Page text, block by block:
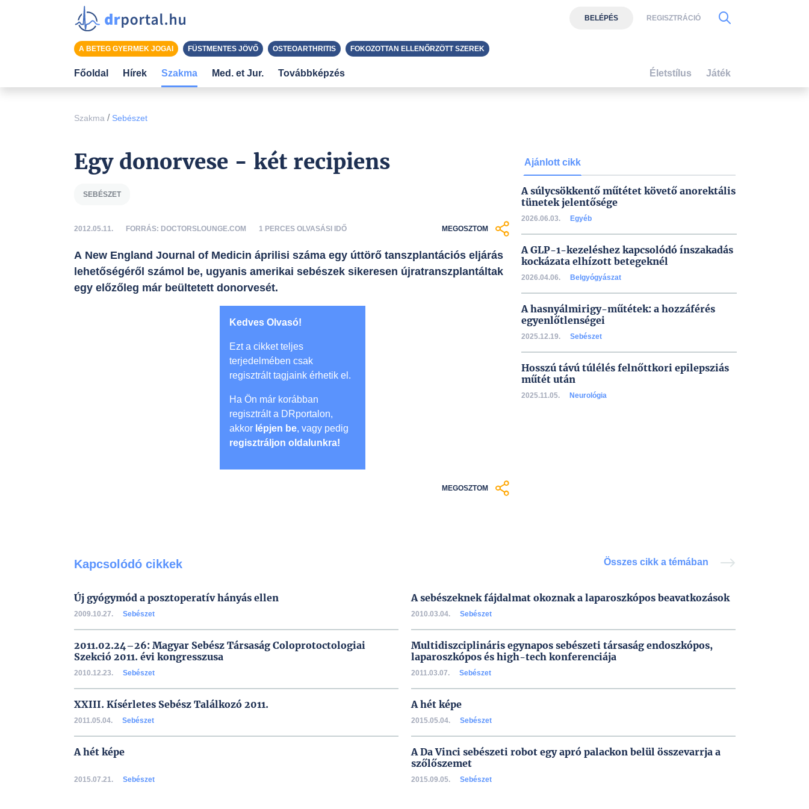
Szakma / Sebészet
Egy donorvese - két recipiens
SEBÉSZET
2012.05.11. FORRÁS: DOCTORSLOUNGE.COM 1 PERCES OLVASÁSI IDŐ MEGOSZTOM
A New England Journal of Medicin áprilisi száma egy úttörő tanszplantációs eljárás
lehetőségéről számol be, ugyanis amerikai sebészek sikeresen újratranszplantáltak
egy előzőleg már beültetett donorvesét.
Kedves Olvasó!
Ezt a cikket teljes
terjedelmében csak
regisztrált tagjaink érhetik el.
Ha Ön már korábban
regisztrált a DRportalon,
akkor lépjen be, vagy pedig
regisztráljon oldalunkra!
MEGOSZTOM
Ajánlott cikk
A súlycsökkentő műtétet követő anorektális
tünetek jelentősége
2026.06.03. Egyéb
A GLP-1-kezeléshez kapcsolódó ínszakadás
kockázata elhízott betegeknél
2026.04.06. Belgyógyászat
A hasnyálmirigy-műtétek: a hozzáférés
egyenlőtlenségei
2025.12.19. Sebészet
Hosszú távú túlélés felnőttkori epilepsziás
műtét után
2025.11.05. Neurológia
Kapcsolódó cikkek Összes cikk a témában
Új gyógymód a posztoperatív hányás ellen
2009.10.27. Sebészet
A sebészeknek fájdalmat okoznak a laparoszkópos beavatkozások
2010.03.04. Sebészet
2011.02.24–26: Magyar Sebész Társaság Coloprotoctologiai
Szekció 2011. évi kongresszusa
2010.12.23. Sebészet
Multidiszciplináris egynapos sebészeti társaság endoszkópos,
laparoszkópos és high-tech konferenciája
2011.03.07. Sebészet
XXIII. Kísérletes Sebész Találkozó 2011.
2011.05.04. Sebészet
A hét képe
2015.05.04. Sebészet
A hét képe
2015.07.21. Sebészet
A Da Vinci sebészeti robot egy apró palackon belül összevarrja a
szőlőszemet
2015.09.05. Sebészet
BELÉPÉS REGISZTRÁCIÓ
A BETEG GYERMEK JOGAI FÜSTMENTES JÖVŐ OSTEOARTHRITIS FOKOZOTTAN ELLENŐRZÖTT SZEREK
Főoldal Hírek Szakma Med. et Jur. Továbbképzés Életstílus Játék